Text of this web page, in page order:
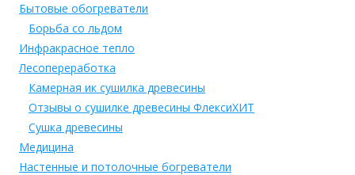
Бытовые обогреватели
Борьба со льдом
Инфракрасное тепло
Лесопереработка
Камерная ик сушилка древесины
Отзывы о сушилке древесины ФлексиХИТ
Сушка древесины
Медицина
Настенные и потолочные богреватели